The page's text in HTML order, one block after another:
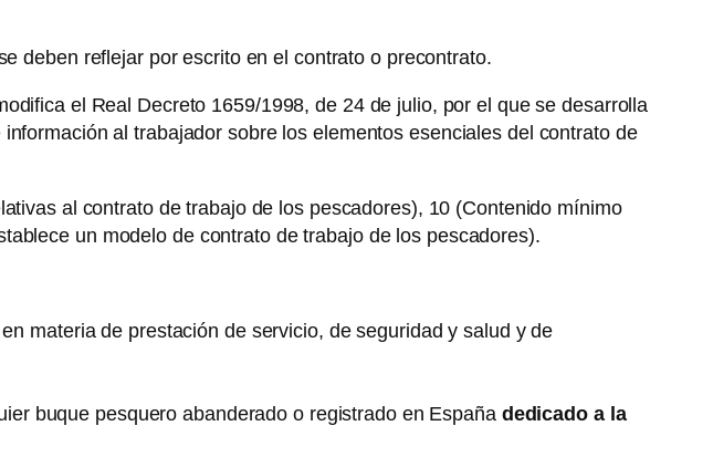
deben reflejar por escrito en el contrato o precontrato.
el Real Decreto 1659/1998, de 24 de julio, por el que se desarrolla
al trabajador sobre los elementos esenciales del contrato de
al contrato de trabajo de los pescadores), 10 (Contenido mínimo
un modelo de contrato de trabajo de los pescadores).
materia de prestación de servicio, de seguridad y salud y de
buque pesquero abanderado o registrado en España dedicado a la